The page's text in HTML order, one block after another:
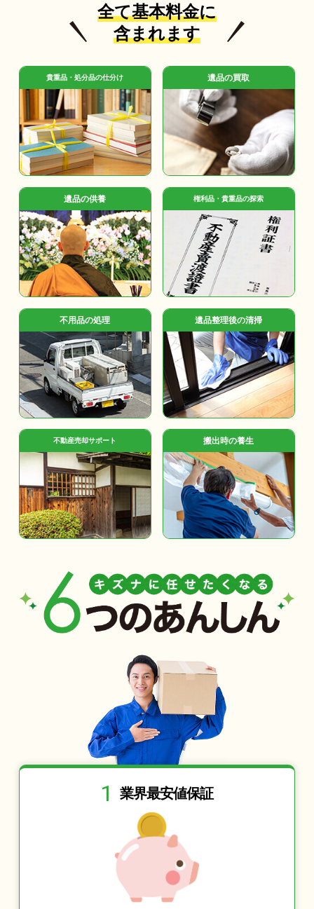
全て基本料金に
含まれます
貴重品・処分品の仕分け 遺品の買取
遺品の供養 権利品・貴重品の探索
不用品の処理 遺品整理後の清掃
不動産売却サポート 搬出時の養生
1 業界最安値保証